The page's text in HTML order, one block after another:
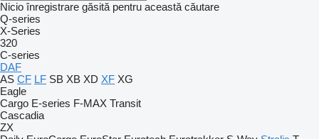
Nicio înregistrare găsită pentru această căutare
Q-series
X-Series
320
C-series
DAF
AS CF LF SB XB XD XF XG
Eagle
Cargo E-series F-MAX Transit
Cascadia
ZX